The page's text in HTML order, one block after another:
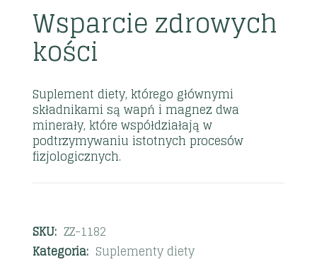
Wsparcie zdrowych
kości
Suplement diety, którego głównymi
składnikami są wapń i magnez dwa
minerały, które współdziałają w
podtrzymywaniu istotnych procesów
fizjologicznych.
SKU: ZZ-1182
Kategoria: Suplementy diety